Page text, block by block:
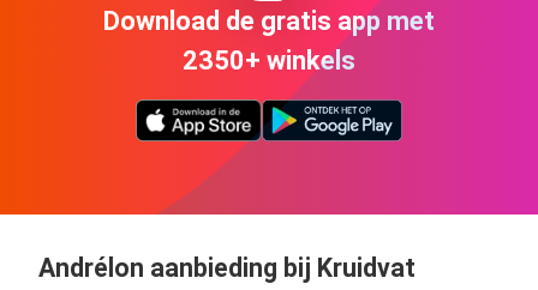
Download de gratis app met
2350+ winkels
Andrélon aanbieding bij Kruidvat